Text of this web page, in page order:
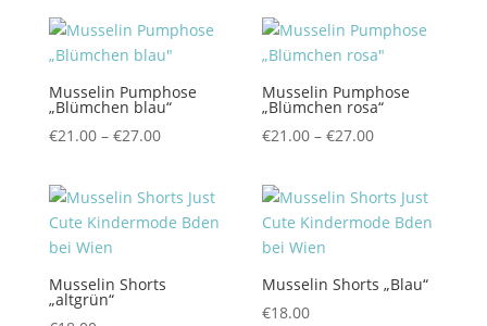
€19.50€10.00.
Musselin Pumphose
„Blümchen blau“
€21.00 – €27.00Preisspanne:
€27.00
Musselin Pumphose
„Blümchen rosa“
€21.00 – €27.00Preisspanne:
€27.00
Musselin Shorts
„altgrün“
Musselin Shorts „Blau“
€18.00